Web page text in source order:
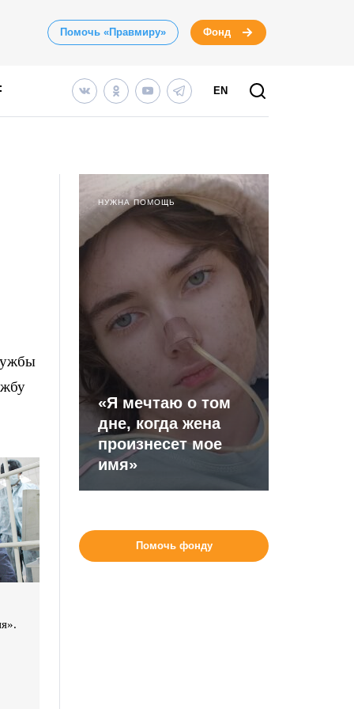
Помочь «Правмиру» Фонд
EN
НУЖНА ПОМОЩЬ
«Я мечтаю о том
дне, когда жена
произнесет мое
имя»
Помочь фонду